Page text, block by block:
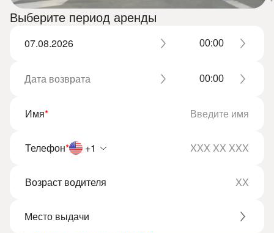
Выберите период аренды
Имя*
Телефон* +1
Возраст водителя